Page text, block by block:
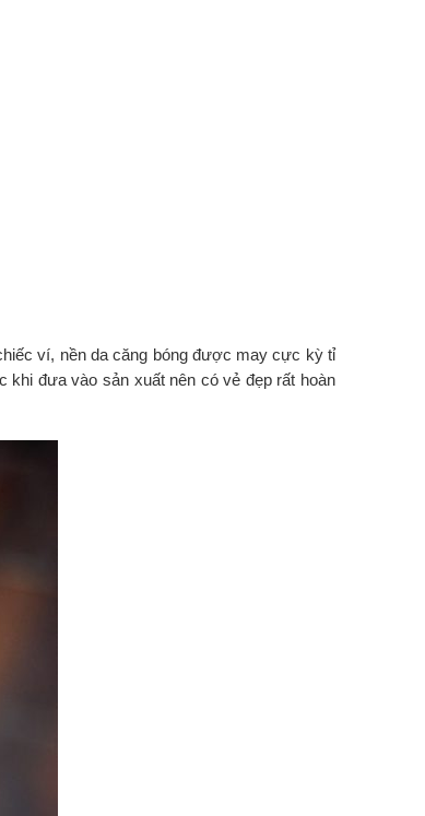
ví, nền da căng bóng được may cực kỳ tỉ
đưa vào sản xuất nên có vẻ đẹp rất hoàn